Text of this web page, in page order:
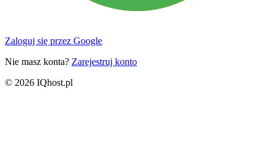
Zaloguj się przez Google
Nie masz konta? Zarejestruj konto
© 2026 IQhost.pl